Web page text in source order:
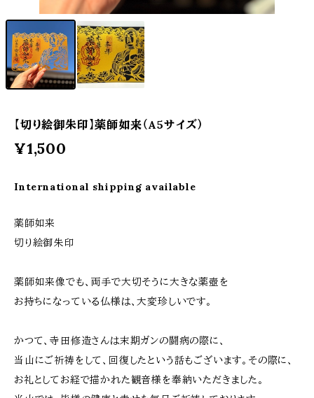
【切り絵御朱印】薬師如来（A5サイズ）
¥1,500
International shipping available
薬師如来
切り絵御朱印
薬師如来像でも、両手で大切そうに大きな薬壺を
お持ちになっている仏様は、大変珍しいです。
かつて、寺田修造さんは末期ガンの闘病の際に、
当山にご祈祷をして、回復したという話もございます。その際に、
お礼としてお経で描かれた観音様を奉納いただきました。